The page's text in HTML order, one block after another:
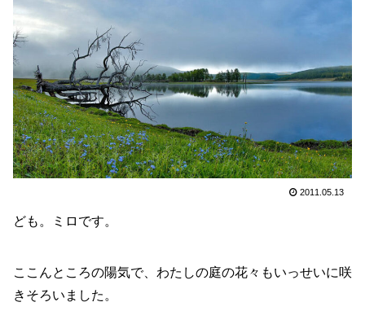
2011.05.13
ども。ミロです。
ここんところの陽気で、わたしの庭の花々もいっせいに咲
きそろいました。